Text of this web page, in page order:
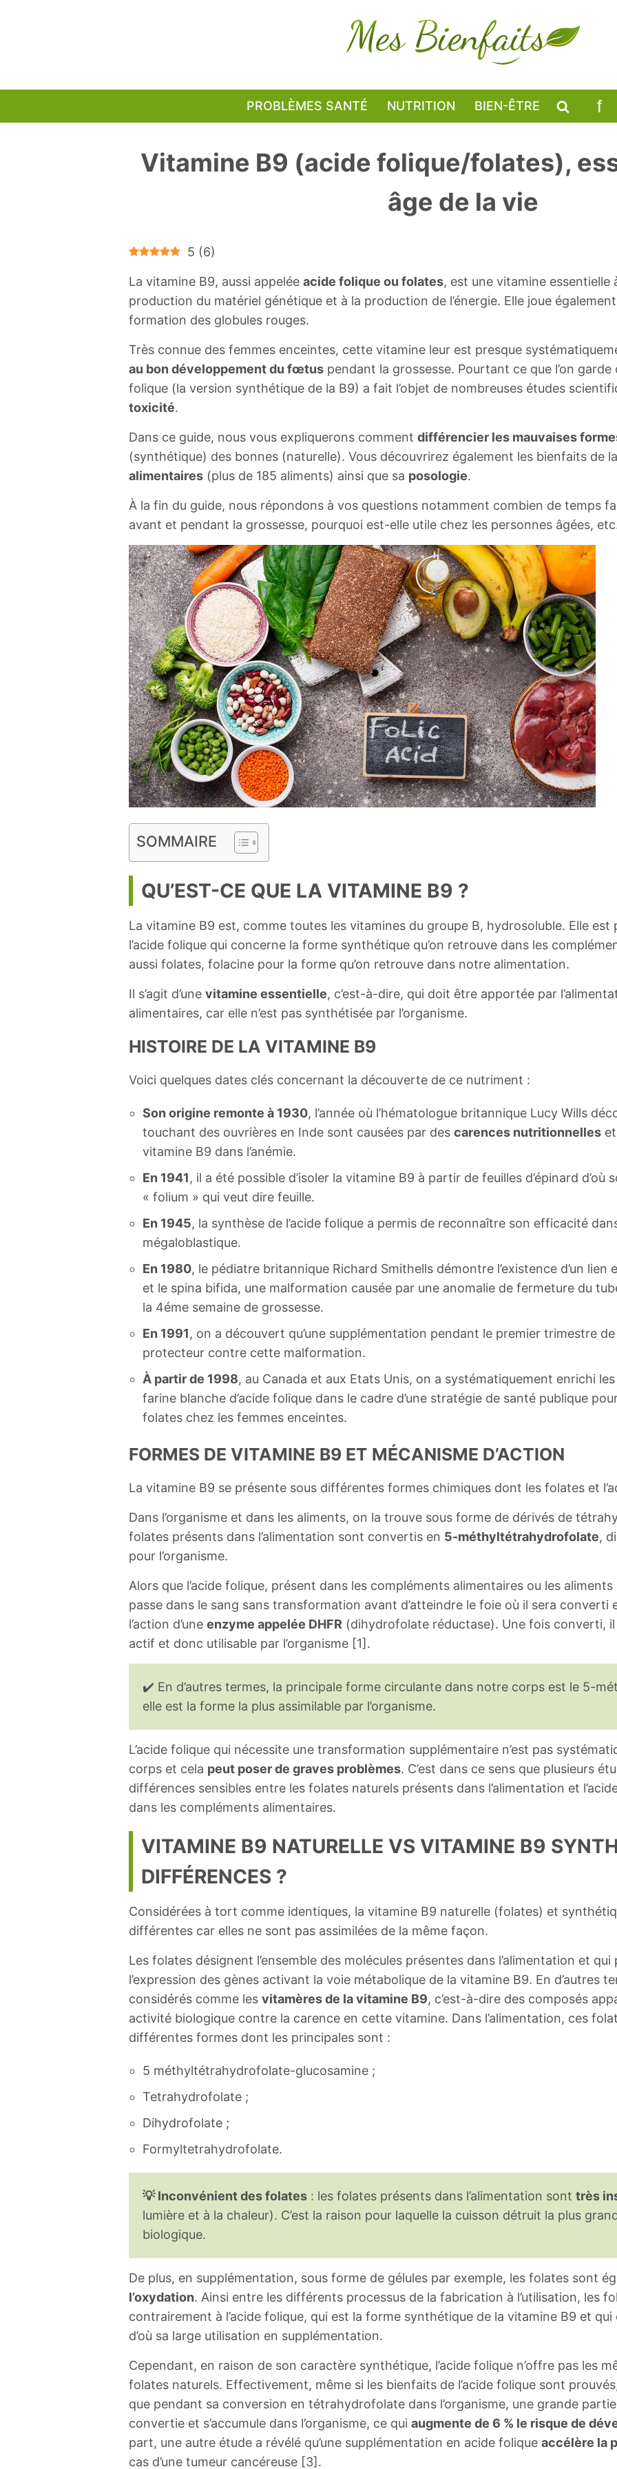
PROBLÈMES SANTÉ NUTRITION BIEN-ÊTRE
Vitamine B9 (acide folique/folates),
âge de la vie
5 (6)
La vitamine B9, aussi appelée acide folique ou folates, est une vitamine essentielle
production du matériel génétique et à la production de l’énergie. Elle joue
formation des globules rouges.
Très connue des femmes enceintes, cette vitamine leur est presque
au bon développement du fœtus pendant la grossesse. Pourtant ce que l’on garde
folique (la version synthétique de la B9) a fait l’objet de nombreuses études
toxicité.
Dans ce guide, nous vous expliquerons comment différencier les mauvaises
(synthétique) des bonnes (naturelle). Vous découvrirez également les bienfaits de
alimentaires (plus de 185 aliments) ainsi que sa posologie.
À la fin du guide, nous répondons à vos questions notamment combien de temps
avant et pendant la grossesse, pourquoi est-elle utile chez les personnes âgées,
SOMMAIRE
QU’EST-CE QUE LA VITAMINE B9 ?
La vitamine B9 est, comme toutes les vitamines du groupe B, hydrosoluble. Elle est
l’acide folique qui concerne la forme synthétique qu’on retrouve dans les
aussi folates, folacine pour la forme qu’on retrouve dans notre alimentation.
Il s’agit d’une vitamine essentielle, c’est-à-dire, qui doit être apportée par
alimentaires, car elle n’est pas synthétisée par l’organisme.
HISTOIRE DE LA VITAMINE B9
Voici quelques dates clés concernant la découverte de ce nutriment :
Son origine remonte à 1930, l’année où l’hématologue britannique Lucy Wills
touchant des ouvrières en Inde sont causées par des carences nutritionnelles
vitamine B9 dans l’anémie.
En 1941, il a été possible d’isoler la vitamine B9 à partir de feuilles d’épinard
« folium » qui veut dire feuille.
En 1945, la synthèse de l’acide folique a permis de reconnaître son efficacité
mégaloblastique.
En 1980, le pédiatre britannique Richard Smithells démontre l’existence d’un
et le spina bifida, une malformation causée par une anomalie de fermeture du
la 4éme semaine de grossesse.
En 1991, on a découvert qu’une supplémentation pendant le premier trimestre
protecteur contre cette malformation.
À partir de 1998, au Canada et aux Etats Unis, on a systématiquement enrichi
farine blanche d’acide folique dans le cadre d’une stratégie de santé publique
folates chez les femmes enceintes.
FORMES DE VITAMINE B9 ET MÉCANISME D’ACTION
La vitamine B9 se présente sous différentes formes chimiques dont les folates et
Dans l’organisme et dans les aliments, on la trouve sous forme de dérivés de
folates présents dans l’alimentation sont convertis en 5-méthyltétrahydrofolate,
pour l’organisme.
Alors que l’acide folique, présent dans les compléments alimentaires ou les aliments
passe dans le sang sans transformation avant d’atteindre le foie où il sera
l’action d’une enzyme appelée DHFR (dihydrofolate réductase). Une fois converti,
actif et donc utilisable par l’organisme [1].
✔️ En d’autres termes, la principale forme circulante dans notre corps est le 5-
elle est la forme la plus assimilable par l’organisme.
L’acide folique qui nécessite une transformation supplémentaire n’est pas
corps et cela peut poser de graves problèmes. C’est dans ce sens que plusieurs
différences sensibles entre les folates naturels présents dans l’alimentation et
dans les compléments alimentaires.
VITAMINE B9 NATURELLE VS VITAMINE B9
DIFFÉRENCES ?
Considérées à tort comme identiques, la vitamine B9 naturelle (folates) et
différentes car elles ne sont pas assimilées de la même façon.
Les folates désignent l’ensemble des molécules présentes dans l’alimentation et
l’expression des gènes activant la voie métabolique de la vitamine B9. En d’autres
considérés comme les vitamères de la vitamine B9, c’est-à-dire des composés
activité biologique contre la carence en cette vitamine. Dans l’alimentation, ces
différentes formes dont les principales sont :
5 méthyltétrahydrofolate-glucosamine ;
Tetrahydrofolate ;
Dihydrofolate ;
Formyltetrahydrofolate.
💡 Inconvénient des folates : les folates présents dans l’alimentation sont très
lumière et à la chaleur). C’est la raison pour laquelle la cuisson détruit la plus
biologique.
De plus, en supplémentation, sous forme de gélules par exemple, les folates sont
l’oxydation. Ainsi entre les différents processus de la fabrication à l’utilisation, les
contrairement à l’acide folique, qui est la forme synthétique de la vitamine B9 et
d’où sa large utilisation en supplémentation.
Cependant, en raison de son caractère synthétique, l’acide folique n’offre pas les
folates naturels. Effectivement, même si les bienfaits de l’acide folique sont
que pendant sa conversion en tétrahydrofolate dans l’organisme, une grande
convertie et s’accumule dans l’organisme, ce qui augmente de 6 % le risque de
part, une autre étude a révélé qu’une supplémentation en acide folique accélère la
cas d’une tumeur cancéreuse [3].